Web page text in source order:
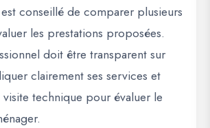
conseillé de comparer plusieurs
les prestations proposées.
doit être transparent sur
clairement ses services et
technique pour évaluer le